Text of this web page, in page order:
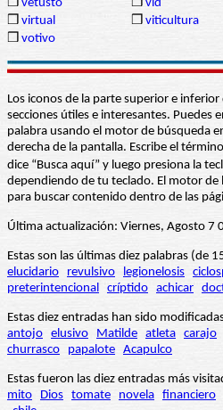
❒ vetusto ❒ vid
❒ virtual ❒ viticultura
❒ votivo
Los iconos de la parte superior e
secciones útiles e interesantes. Puedes
palabra usando el motor de búsqueda
derecha de la pantalla. Escribe el
dice “Busca aquí” y luego presiona la
dependiendo de tu teclado. El motor de
para buscar contenido dentro de las
Última actualización: Viernes, Agosto 7
Estas son las últimas diez palabras (de
elucidario
revulsivo legionelosis
preterintencional críptido achicar
Estas diez entradas han sido
antojo elusivo Matilde atleta carajo
churrasco
papalote Acapulco
Estas fueron las diez entradas más
mito
Dios tomate novela financiero